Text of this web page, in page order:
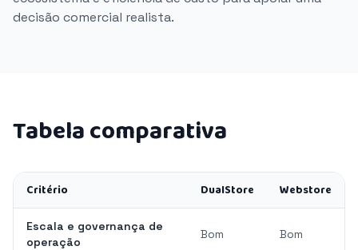
decisão comercial realista.
Tabela comparativa
Critério DualStore Webstore
Escala e governança de
operação
Bom Bom